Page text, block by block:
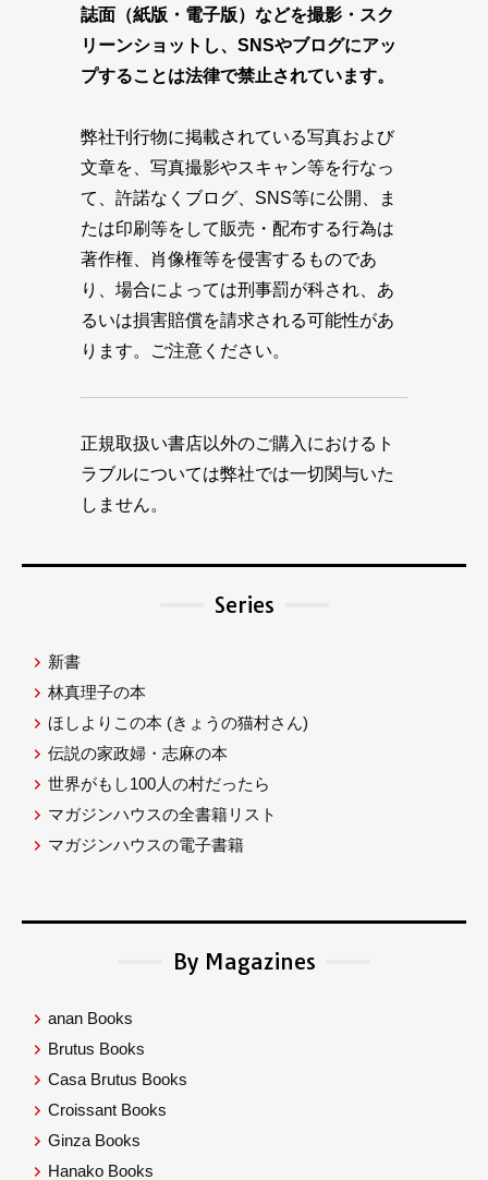
誌面（紙版・電子版）などを撮影・スク
リーンショットし、SNSやブログにアッ
プすることは法律で禁止されています。
弊社刊行物に掲載されている写真および
文章を、写真撮影やスキャン等を行なっ
て、許諾なくブログ、SNS等に公開、ま
たは印刷等をして販売・配布する行為は
著作権、肖像権等を侵害するものであ
り、場合によっては刑事罰が科され、あ
るいは損害賠償を請求される可能性があ
ります。ご注意ください。
正規取扱い書店以外のご購入におけるト
ラブルについては弊社では一切関与いた
しません。
Series
新書
林真理子の本
ほしよりこの本 (きょうの猫村さん)
伝説の家政婦・志麻の本
世界がもし100人の村だったら
マガジンハウスの全書籍リスト
マガジンハウスの電子書籍
By Magazines
anan Books
Brutus Books
Casa Brutus Books
Croissant Books
Ginza Books
Hanako Books